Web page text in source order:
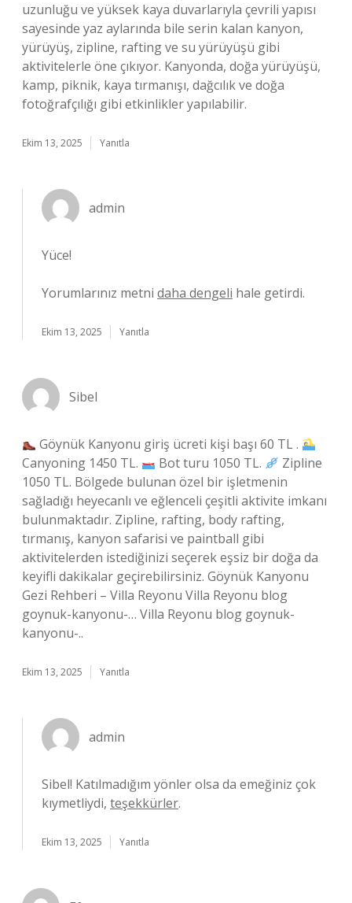
uzunluğu ve yüksek kaya duvarlarıyla çevrili yapısı
sayesinde yaz aylarında bile serin kalan kanyon,
yürüyüş, zipline, rafting ve su yürüyüşü gibi
aktivitelerle öne çıkıyor. Kanyonda, doğa yürüyüşü,
kamp, piknik, kaya tırmanışı, dağcılık ve doğa
fotoğrafçılığı gibi etkinlikler yapılabilir.
Ekim 13, 2025 Yanıtla
admin
Yüce!
Yorumlarınız metni daha dengeli hale getirdi.
Ekim 13, 2025 Yanıtla
Sibel
Göynük Kanyonu giriş ücreti kişi başı 60 TL .
Canyoning 1450 TL.
Bot turu 1050 TL.
Zipline
1050 TL. Bölgede bulunan özel bir işletmenin
sağladığı heyecanlı ve eğlenceli çeşitli aktivite imkanı
bulunmaktadır. Zipline, rafting, body rafting,
tırmanış, kanyon safarisi ve paintball gibi
aktivitelerden istediğinizi seçerek eşsiz bir doğa da
keyifli dakikalar geçirebilirsiniz. Göynük Kanyonu
Gezi Rehberi – Villa Reyonu Villa Reyonu blog
goynuk-kanyonu-… Villa Reyonu blog goynuk-
kanyonu-..
Ekim 13, 2025 Yanıtla
admin
Sibel! Katılmadığım yönler olsa da emeğiniz çok
kıymetliydi, teşekkürler.
Ekim 13, 2025 Yanıtla